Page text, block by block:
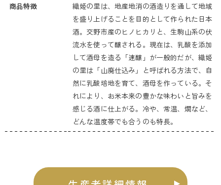
商品特徴
織姫の里は、地産地消の酒造りを通して地域
を盛り上げることを目的として作られた日本
酒。交野市産のヒノヒカリと、生駒山系の伏
流水を使って醸される。現在は、乳酸を添加
して酒母を造る「速醸」が一般的だが、織姫
の里は「山廃仕込み」と呼ばれる方法で、自
然に乳酸培地を育て、酒母を作っている。そ
れにより、お米本来の豊かな味わいと旨みを
感じる酒に仕上がる。冷や、常温、燗など、
どんな温度帯でも合うのも特長。